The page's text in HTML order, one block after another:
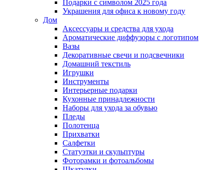
Подарки с символом 2025 года
Украшения для офиса к новому году
Дом
Аксессуары и средства для ухода
Ароматические диффузоры с логотипом
Вазы
Декоративные свечи и подсвечники
Домашний текстиль
Игрушки
Инструменты
Интерьерные подарки
Кухонные принадлежности
Наборы для ухода за обувью
Пледы
Полотенца
Прихватки
Салфетки
Статуэтки и скульптуры
Фоторамки и фотоальбомы